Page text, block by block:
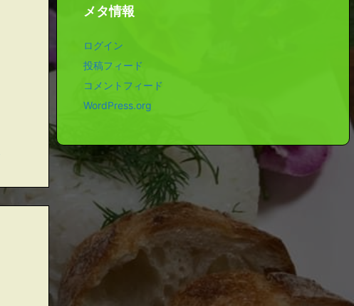
メタ情報
ログイン
投稿フィード
コメントフィード
WordPress.org